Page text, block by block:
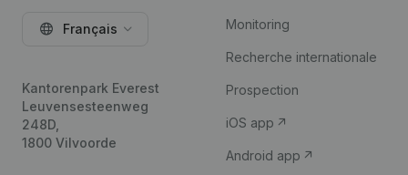
Français
Kantorenpark Everest
Leuvensesteenweg
248D,
1800 Vilvoorde
Monitoring
Recherche internationale
Prospection
iOS app
Android app